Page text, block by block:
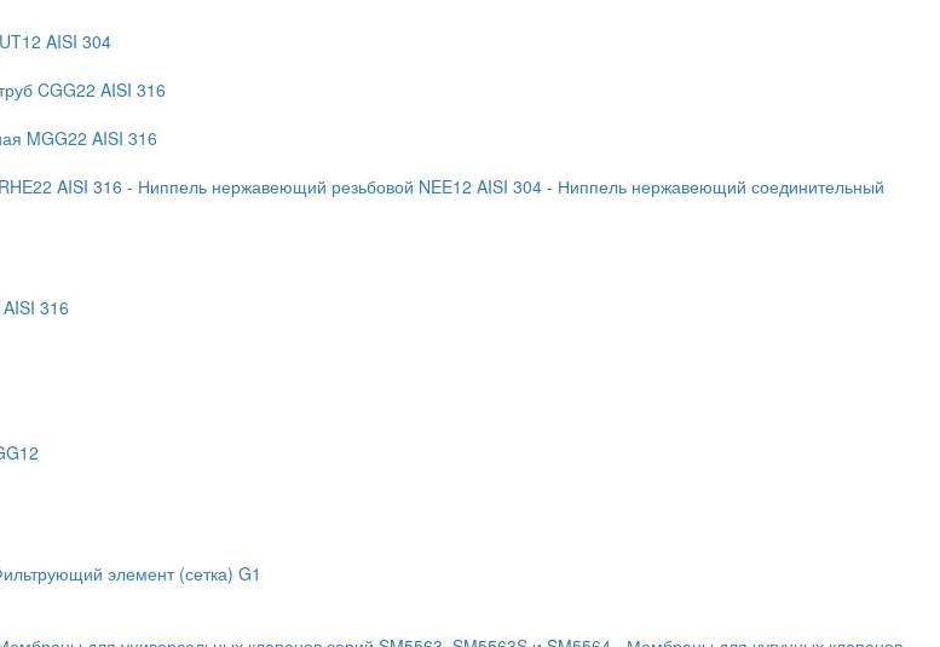
AISI 304
CGG22 AISI 316
MGG22 AISI 316
AISI 316 - Ниппель нержавеющий резьбовой NEE12 AISI 304 - Ниппель нержавеющий соединительный
316
элемент (сетка) G1